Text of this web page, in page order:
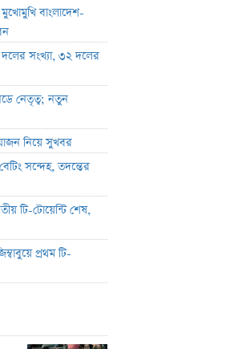
বাংলাদেশ-
দলের সংখ্যা, ৩২ দলের
নেতৃত্ব; নতুন
নিয়ে সুখবর
সন্দেহ, তদন্তের
টি-টোয়েন্টি শেষ,
প্রথম টি-